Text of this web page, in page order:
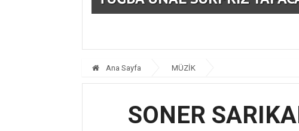
Ana Sayfa MÜZİK
SONER